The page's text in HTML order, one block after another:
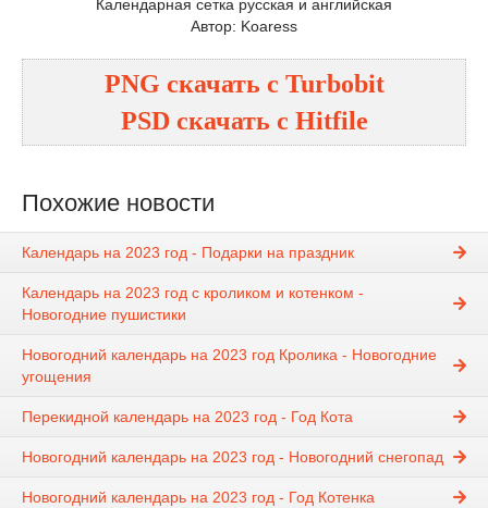
Календарная сетка русская и английская
Автор: Koaress
PNG cкачать с Turbobit
PSDcкачать с Hitfile
Похожие новости
Календарь на 2023 год - Подарки на праздник
Календарь на 2023 год с кроликом и котенком -
Новогодние пушистики
Новогодний календарь на 2023 год Кролика - Новогодние
угощения
Перекидной календарь на 2023 год - Год Кота
Новогодний календарь на 2023 год - Новогодний снегопад
Новогодний календарь на 2023 год - Год Котенка